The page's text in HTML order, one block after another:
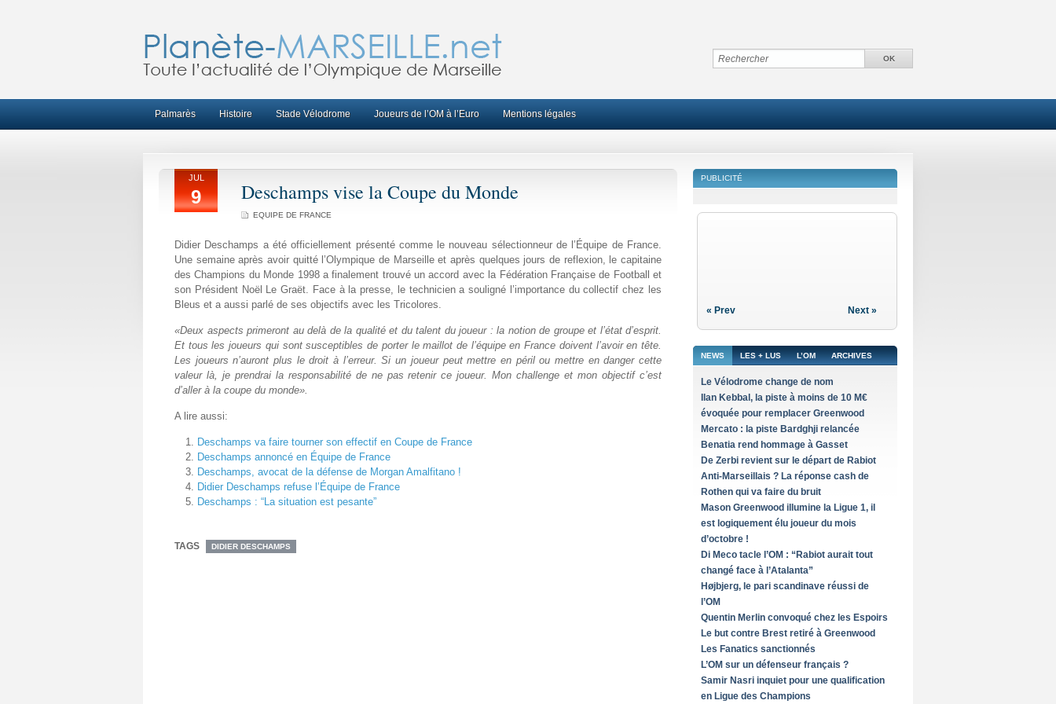
Palmarès Histoire Stade Vélodrome Joueurs de l’OM à l’Euro Mentions légales
JUL
9 Deschamps vise la Coupe du Monde
EQUIPE DE FRANCE
Didier Deschamps a été officiellement présenté comme le nouveau sélectionneur de l’Équipe de France.
Une semaine après avoir quitté l’Olympique de Marseille et après quelques jours de reflexion, le capitaine
des Champions du Monde 1998 a finalement trouvé un accord avec la Fédération Française de Football et
son Président Noël Le Graët. Face à la presse, le technicien a souligné l’importance du collectif chez les
Bleus et a aussi parlé de ses objectifs avec les Tricolores.
«Deux aspects primeront au delà de la qualité et du talent du joueur : la notion de groupe et l’état d’esprit.
Et tous les joueurs qui sont susceptibles de porter le maillot de l’équipe en France doivent l’avoir en tête.
Les joueurs n’auront plus le droit à l’erreur. Si un joueur peut mettre en péril ou mettre en danger cette
valeur là, je prendrai la responsabilité de ne pas retenir ce joueur. Mon challenge et mon objectif c’est
d’aller à la coupe du monde».
A lire aussi:
Deschamps va faire tourner son effectif en Coupe de France
Deschamps annoncé en Équipe de France
Deschamps, avocat de la défense de Morgan Amalfitano !
Didier Deschamps refuse l’Équipe de France
Deschamps : “La situation est pesante”
TAGS DIDIER DESCHAMPS
PUBLICITÉ
« Prev Next »
NEWS LES + LUS L’OM ARCHIVES
Le Vélodrome change de nom
Ilan Kebbal, la piste à moins de 10 M€
évoquée pour remplacer Greenwood
Mercato : la piste Bardghji relancée
Benatia rend hommage à Gasset
De Zerbi revient sur le départ de Rabiot
Anti-Marseillais ? La réponse cash de
Rothen qui va faire du bruit
Mason Greenwood illumine la Ligue 1, il
est logiquement élu joueur du mois
d’octobre !
Di Meco tacle l’OM : “Rabiot aurait tout
changé face à l’Atalanta”
Højbjerg, le pari scandinave réussi de
l’OM
Quentin Merlin convoqué chez les Espoirs
Le but contre Brest retiré à Greenwood
Les Fanatics sanctionnés
L’OM sur un défenseur français ?
Samir Nasri inquiet pour une qualification
en Ligue des Champions